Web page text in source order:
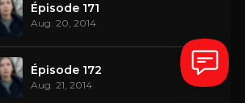
Épisode 171
Aug. 20, 2014
Épisode 172
Aug. 21, 2014